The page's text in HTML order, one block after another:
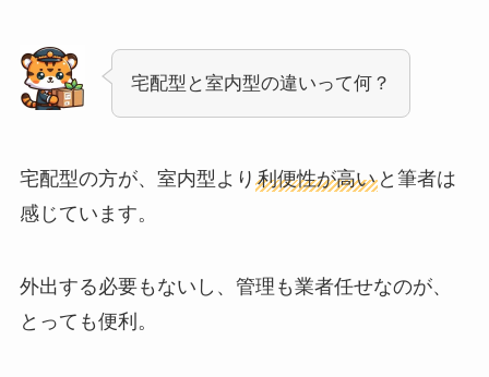
宅配型と室内型の違いって何？
宅配型の方が、室内型より 利便性が高いと筆者は
感じています。
外出する必要もないし、管理も業者任せなのが、
とっても便利。